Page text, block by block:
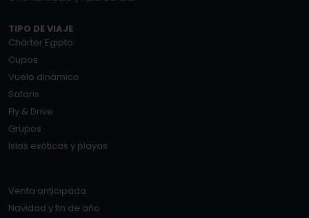
TIPO DE VIAJE
Chárter Egipto
Cupos
Vuelo dinámico
Safaris
Fly & Drive
Grupos
Islas exóticas y playas
Venta anticipada
Navidad y fin de año